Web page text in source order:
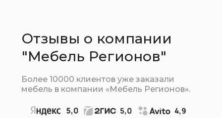
Более 10000 клиентов уже заказали
мебель в компании «Мебель Регионов».
Отзывы о компании
"Мебель Регионов"